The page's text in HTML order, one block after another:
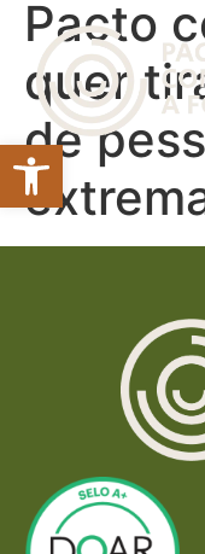
Abrir a
Pacto
quer
de